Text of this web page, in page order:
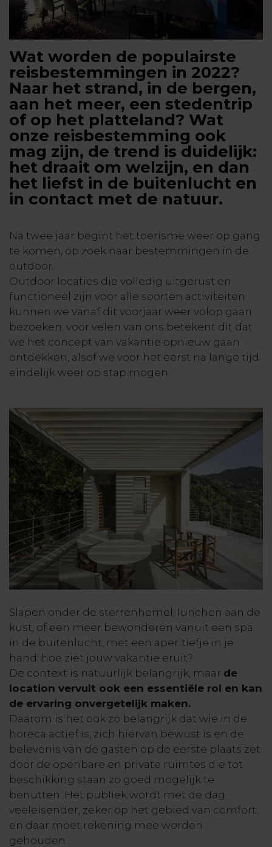
Wat worden de populairste
reisbestemmingen in 2022?
Naar het strand, in de bergen,
aan het meer, een stedentrip
of op het platteland? Wat
onze reisbestemming ook
mag zijn, de trend is duidelijk:
het draait om welzijn, en dan
het liefst in de buitenlucht en
in contact met de natuur.
Na twee jaar begint het toerisme weer op gang
te komen, op zoek naar bestemmingen in de
outdoor.
Outdoor locaties die volledig uitgerust en
functioneel zijn voor alle soorten activiteiten
kunnen we vanaf dit voorjaar weer volop gaan
bezoeken; voor velen van ons betekent dit dat
we het concept van vakantie opnieuw gaan
ontdekken, alsof we voor het eerst na lange tijd
eindelijk weer op stap mogen.
Slapen onder de sterrenhemel, lunchen aan de
kust, of een meer bewonderen vanuit een spa
in de buitenlucht, met een aperitiefje in je
hand: hoe ziet jouw vakantie eruit?
De context is natuurlijk belangrijk, maar de
location vervult ook een essentiële rol en kan
de ervaring onvergetelijk maken.
Daarom is het ook zo belangrijk dat wie in de
horeca actief is, zich hiervan bewust is en de
belevenis van de gasten op de eerste plaats zet
door de openbare en private ruimtes die tot
beschikking staan zo goed mogelijk te
benutten. Het publiek wordt met de dag
veeleisender, zeker op het gebied van comfort,
en daar moet rekening mee worden
gehouden.